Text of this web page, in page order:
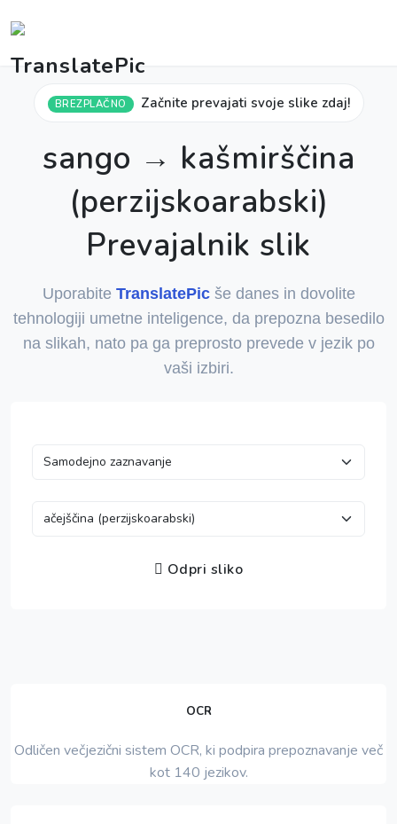
BREZPLAČNO Začnite prevajati svoje slike zdaj!
sango → kašmirščina
(perzijskoarabski)
Prevajalnik slik
Uporabite TranslatePicše danes in dovolite
tehnologiji umetne inteligence, da prepozna besedilo
na slikah, nato pa ga preprosto prevede v jezik po
vaši izbiri.
Odpri sliko
OCR
Odličen večjezični sistem OCR, ki podpira prepoznavanje več
kot 140 jezikov.